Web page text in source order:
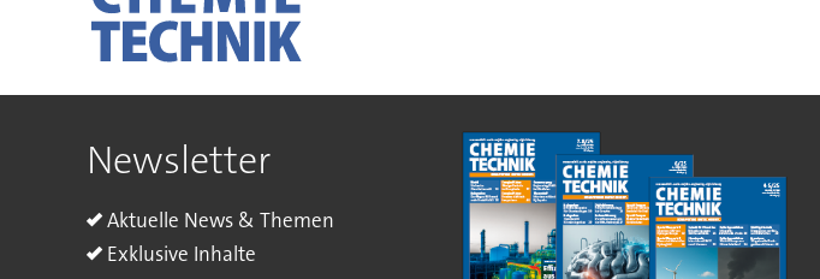
Newsletter
Aktuelle News & Themen
Exklusive Inhalte